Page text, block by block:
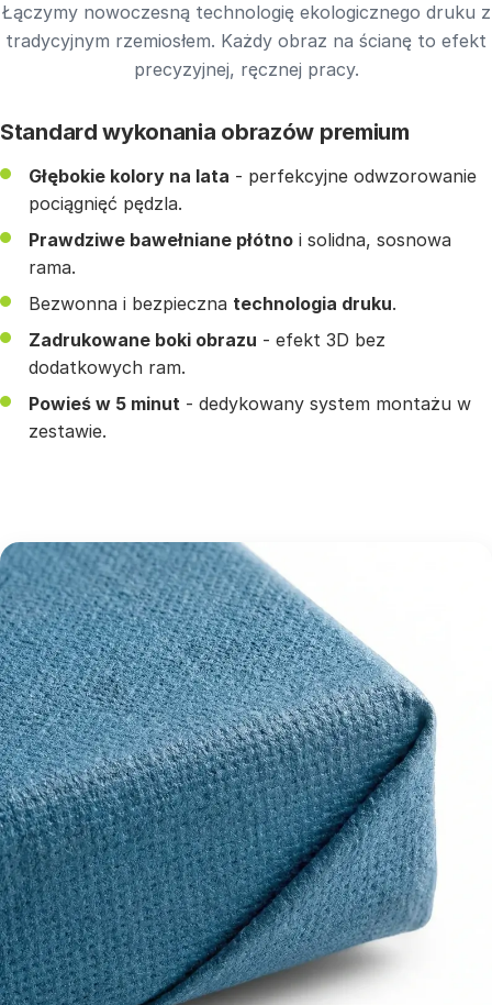
Łączymy nowoczesną technologię ekologicznego druku z
tradycyjnym rzemiosłem. Każdy obraz na ścianę to efekt
precyzyjnej, ręcznej pracy.
Standard wykonania obrazów premium
Głębokie kolory na lata - perfekcyjne odwzorowanie
pociągnięć pędzla.
Prawdziwe bawełniane płótno i solidna, sosnowa
rama.
Bezwonna i bezpieczna technologia druku.
Zadrukowane boki obrazu - efekt 3D bez
dodatkowych ram.
Powieś w 5 minut - dedykowany system montażu w
zestawie.